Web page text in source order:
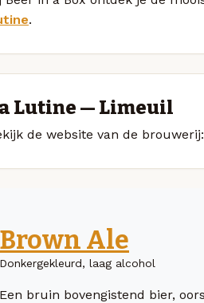
.
Lutine — Limeuil
de website van de brouwerij:
Brown Ale
Donkergekleurd, laag alcohol
Een bruin bovengistend bier,